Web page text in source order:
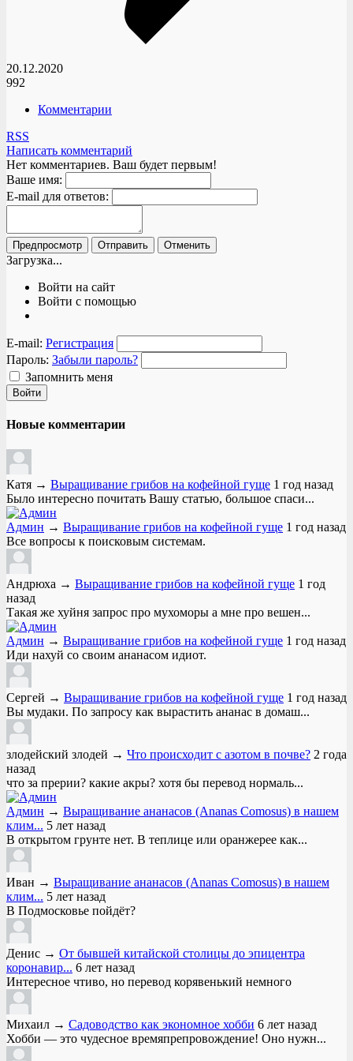
20.12.2020
992
Комментарии
RSS
Написать комментарий
Нет комментариев. Ваш будет первым!
Ваше имя:
E-mail для ответов:
Загрузка...
Войти на сайт
Войти с помощью
E-mail: Регистрация
Пароль: Забыли пароль?
Запомнить меня
Новые комментарии
Катя → Выращивание грибов на кофейной гуще 1 год назад
Было интересно почитать Вашу статью, большое спаси...
Админ → Выращивание грибов на кофейной гуще 1 год назад
Все вопросы к поисковым системам.
Андрюха → Выращивание грибов на кофейной гуще 1 год
назад
Такая же хуйня запрос про мухоморы а мне про вешен...
Админ → Выращивание грибов на кофейной гуще 1 год назад
Иди нахуй со своим ананасом идиот.
Сергей → Выращивание грибов на кофейной гуще 1 год назад
Вы мудаки. По запросу как вырастить ананас в домаш...
злодейский злодей → Что происходит с азотом в почве? 2 года
назад
что за прерии? какие акры? хотя бы перевод нормаль...
Админ → Выращивание ананасов (Ananas Comosus) в нашем
клим... 5 лет назад
В открытом грунте нет. В теплице или оранжерее как...
Иван → Выращивание ананасов (Ananas Comosus) в нашем
клим... 5 лет назад
В Подмосковье пойдёт?
Денис → От бывшей китайской столицы до эпицентра
коронавир... 6 лет назад
Интересное чтиво, но перевод корявенький немного
Михаил → Садоводство как экономное хобби 6 лет назад
Хобби — это чудесное времяпрепровождение! Оно нужн...